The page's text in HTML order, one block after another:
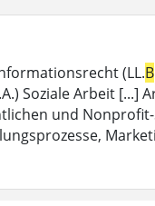
(LL.B
.A.) Soziale Arbeit [...]
und